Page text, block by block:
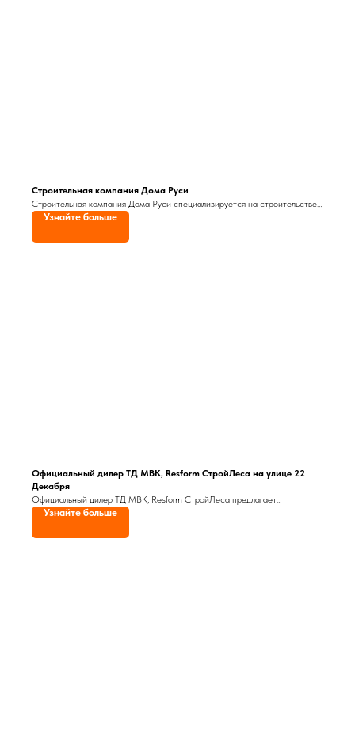
Строительная компания Дома Руси
Строительная компания Дома Руси специализируется на строительстве
бань и саун, домов под ключ, а также дачных домиков и коттеджей
Узнайте больше
Официальный дилер ТД МВК, Resform СтройЛеса на улице 22
Декабря
Официальный дилер ТД МВК, Resform СтройЛеса предлагает
ознакомиться со своим ассортиментом всем, кто собирается начать
Узнайте больше